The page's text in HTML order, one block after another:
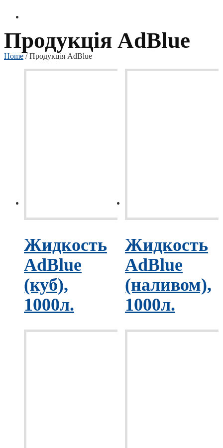
Продукція AdBlue
Home / Продукція AdBlue
Жидкость
AdBlue
(куб),
1000л.
Жидкость
AdBlue
(наливом),
1000л.